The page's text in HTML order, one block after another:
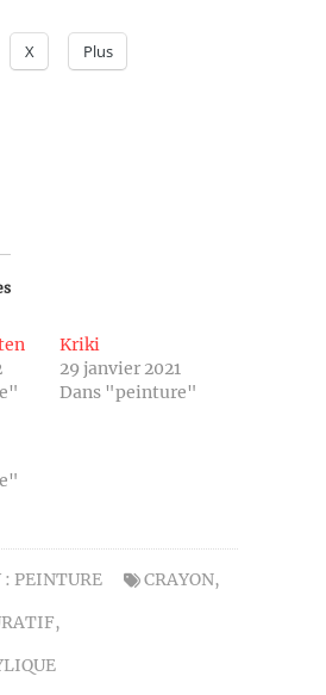
X Plus
Kriki
29 janvier 2021
Dans "peinture"
: PEINTURE CRAYON,
,